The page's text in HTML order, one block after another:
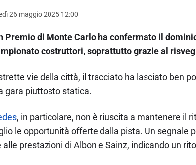
26 maggio 2025 12:00
Premio di Monte Carlo ha confermato il
costruttori, soprattutto grazie al
vie della città, il tracciato ha lasciato ben
gara piuttosto statica.
, in particolare, non è riuscita a mantenere il
le opportunità offerte dalla pista. Un segnale
alle prestazioni di Albon e Sainz, indicando un